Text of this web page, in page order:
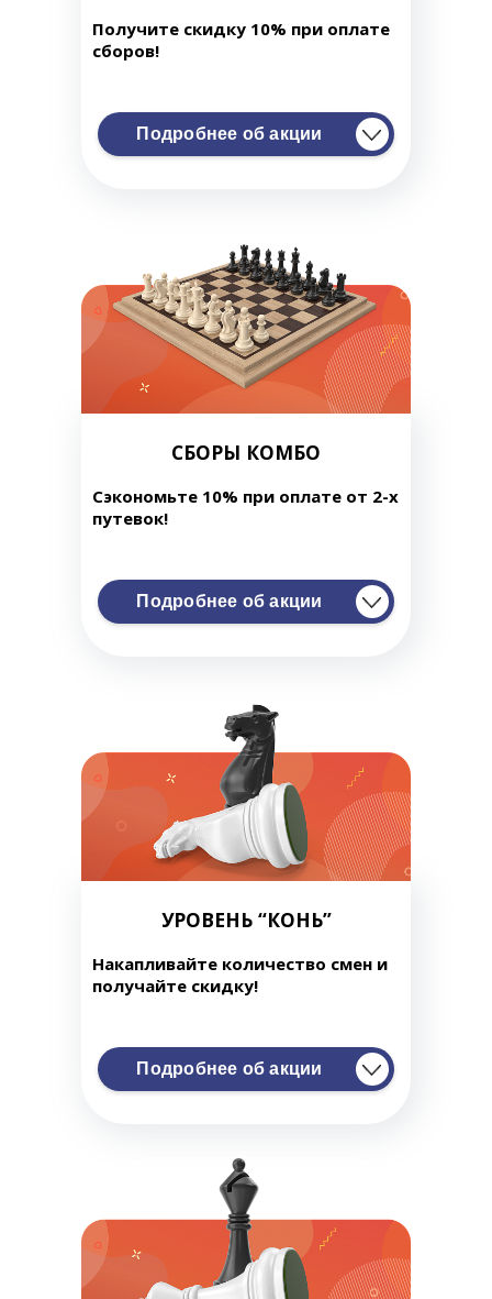
Получите скидку 10% при оплате
сборов!
Подробнее об акции
СБОРЫ КОМБО
Сэкономьте 10% при оплате от 2-х
путевок!
Подробнее об акции
УРОВЕНЬ “КОНЬ”
Накапливайте количество смен и
получайте скидку!
Подробнее об акции